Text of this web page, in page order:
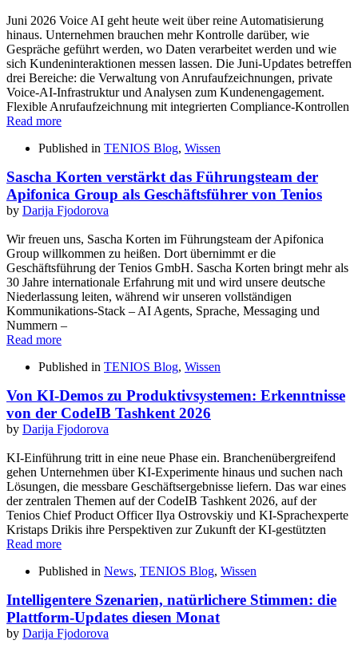
Juni 2026 Voice AI geht heute weit über reine Automatisierung
hinaus. Unternehmen brauchen mehr Kontrolle darüber, wie
Gespräche geführt werden, wo Daten verarbeitet werden und wie
sich Kundeninteraktionen messen lassen. Die Juni-Updates betreffen
drei Bereiche: die Verwaltung von Anrufaufzeichnungen, private
Voice-AI-Infrastruktur und Analysen zum Kundenengagement.
Flexible Anrufaufzeichnung mit integrierten Compliance-Kontrollen
Read more
Published in TENIOS Blog, Wissen
Sascha Korten verstärkt das Führungsteam der
Apifonica Group als Geschäftsführer von Tenios
by Darija Fjodorova
Wir freuen uns, Sascha Korten im Führungsteam der Apifonica
Group willkommen zu heißen. Dort übernimmt er die
Geschäftsführung der Tenios GmbH. Sascha Korten bringt mehr als
30 Jahre internationale Erfahrung mit und wird unsere deutsche
Niederlassung leiten, während wir unseren vollständigen
Kommunikations-Stack – AI Agents, Sprache, Messaging und
Nummern –
Read more
Published in TENIOS Blog, Wissen
Von KI-Demos zu Produktivsystemen: Erkenntnisse
von der CodeIB Tashkent 2026
by Darija Fjodorova
KI-Einführung tritt in eine neue Phase ein. Branchenübergreifend
gehen Unternehmen über KI-Experimente hinaus und suchen nach
Lösungen, die messbare Geschäftsergebnisse liefern. Das war eines
der zentralen Themen auf der CodeIB Tashkent 2026, auf der
Tenios Chief Product Officer Ilya Ostrovskiy und KI-Sprachexperte
Kristaps Drikis ihre Perspektiven zur Zukunft der KI-gestützten
Read more
Published in News, TENIOS Blog, Wissen
Intelligentere Szenarien, natürlichere Stimmen: die
Plattform-Updates diesen Monat
by Darija Fjodorova